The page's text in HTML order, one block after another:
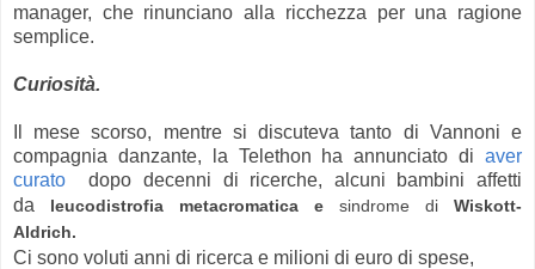
manager, che rinunciano alla ricchezza per una ragione
semplice.
Curiosità.
Il mese scorso, mentre si discuteva tanto di Vannoni e
compagnia danzante, la Telethon ha annunciato di aver
curato
dopo decenni di ricerche, alcuni bambini affetti
da leucodistrofia metacromatica e sindrome di Wiskott-
Aldrich.
Ci sono voluti anni di ricerca e milioni di euro di spese,